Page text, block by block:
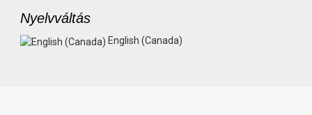
Nyelvváltás
English (Canada)